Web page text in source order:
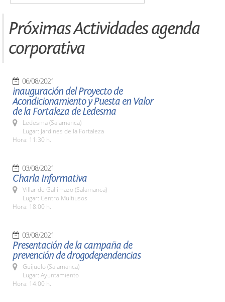
Próximas Actividades agenda
corporativa
06/08/2021
inauguración del Proyecto de
Acondicionamiento y Puesta en Valor
de la Fortaleza de Ledesma
Ledesma (Salamanca)
Lugar: Jardines de la Fortaleza
Hora: 11:30 h.
03/08/2021
Charla Informativa
Villar de Gallimazo (Salamanca)
Lugar: Centro Multiusos
Hora: 18:00 h.
03/08/2021
Presentación de la campaña de
prevención de drogodependencias
Guijuelo (Salamanca)
Lugar: Ayuntamiento
Hora: 14:00 h.